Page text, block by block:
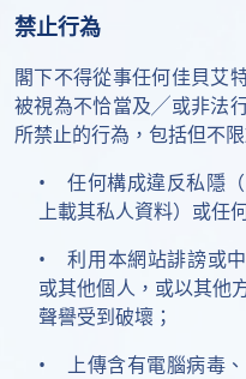
禁止行為
閣下不得從事任何佳貝
被視為不恰當及╱或非法
所禁止的行為，包括但不限
• 任何構成違反私隱（
上載其私人資料）或任
• 利用本網站誹謗或
或其他個人，或以其
聲譽受到破壞；
• 上傳含有電腦病毒